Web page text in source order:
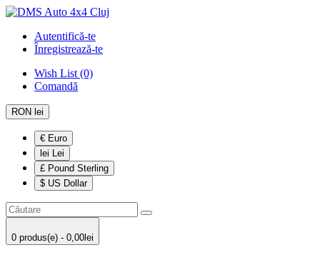
Autentifică-te
Înregistrează-te
Wish List (0)
Comandă
RON lei
€ Euro
lei Lei
£ Pound Sterling
$ US Dollar
0 produs(e) - 0,00lei